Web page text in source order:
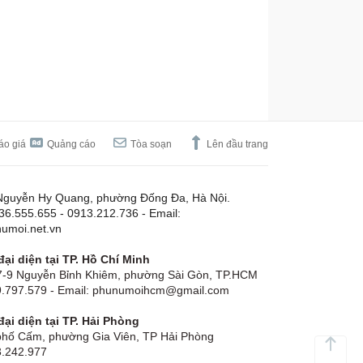
giá Quảng cáo Tòa soạn Lên đầu trang
Hy Quang, phường Đống Đa, Hà Nội.
- 0913.212.736 - Email:
diện tại TP. Hồ Chí Minh
9 Nguyễn Bỉnh Khiêm, phường Sài Gòn, TP.HCM
- Email: phunumoihcm@gmail.com
diện tại TP. Hải Phòng
Cấm, phường Gia Viên, TP Hải Phòng